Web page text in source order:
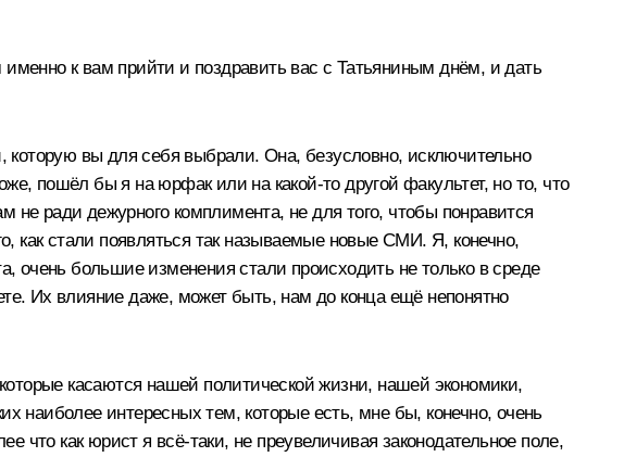
к вам прийти и поздравить вас с Татьяниным днём, и дать
вы для себя выбрали. Она, безусловно, исключительно
пошёл бы я на юрфак или на какой‑то другой факультет, но то, что
ради дежурного комплимента, не для того, чтобы понравится
как стали появляться так называемые новые СМИ. Я, конечно,
очень большие изменения стали происходить не только в среде
Их влияние даже, может быть, нам до конца ещё непонятно
касаются нашей политической жизни, нашей экономики,
наиболее интересных тем, которые есть, мне бы, конечно, очень
как юрист я всё‑таки, не преувеличивая законодательное поле,